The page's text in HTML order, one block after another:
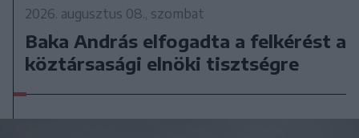
2026. augusztus 08., szombat
Baka András elfogadta a felkérést a
köztársasági elnöki tisztségre